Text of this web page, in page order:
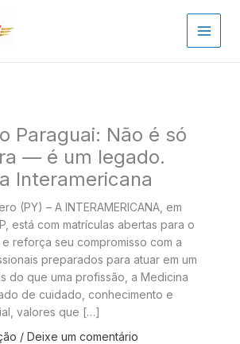
Paraguai: Não é só
— é um legado.
Interamericana
(PY) – A INTERAMERICANA, em
está com matrículas abertas para o
reforça seu compromisso com a
preparados para atuar em um
do que uma profissão, a Medicina
de cuidado, conhecimento e
valores que […]
/ Deixe um comentário